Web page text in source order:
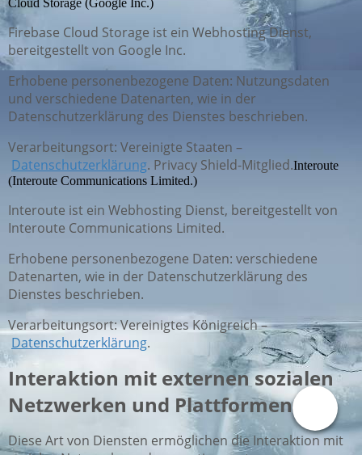
Cloud Storage (Google Inc.)
Firebase Cloud Storage ist ein Webhosting Dienst,
bereitgestellt von Google Inc.
Erhobene personenbezogene Daten: Nutzungsdaten
und verschiedene Datenarten, wie in der
Datenschutzerklärung des Dienstes beschrieben.
Verarbeitungsort: Vereinigte Staaten –
Datenschutzerklärung. Privacy Shield-Mitglied.Interoute
(Interoute Communications Limited.)
Interoute ist ein Webhosting Dienst, bereitgestellt von
Interoute Communications Limited.
Erhobene personenbezogene Daten: verschiedene
Datenarten, wie in der Datenschutzerklärung des
Dienstes beschrieben.
Verarbeitungsort: Vereinigtes Königreich –
Datenschutzerklärung.
Interaktion mit externen sozialen
Netzwerken und Plattformen
Diese Art von Diensten ermöglichen die Interaktion mit